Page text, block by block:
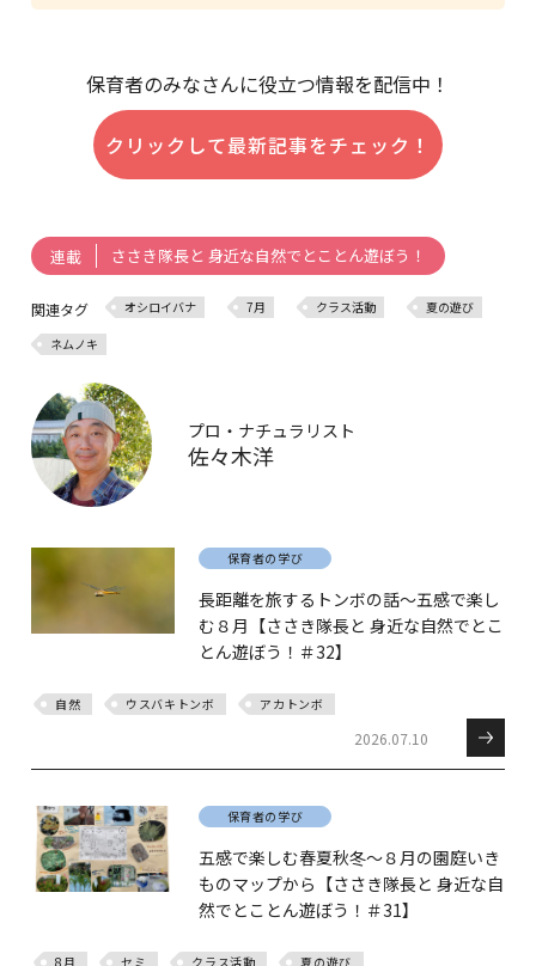
保育者のみなさんに役立つ情報を配信中！
クリックして最新記事をチェック！
連載 ささき隊長と 身近な自然でとことん遊ぼう！
関連タグ オシロイバナ 7月 クラス活動 夏の遊び
ネムノキ
プロ・ナチュラリスト
佐々木洋
保育者の学び
長距離を旅するトンボの話～五感で楽し
む８月【ささき隊長と 身近な自然でとこ
とん遊ぼう！＃32】
自然 ウスバキトンボ アカトンボ
2026.07.10
保育者の学び
五感で楽しむ春夏秋冬～８月の園庭いき
ものマップから【ささき隊長と 身近な自
然でとことん遊ぼう！＃31】
8月 セミ クラス活動 夏の遊び